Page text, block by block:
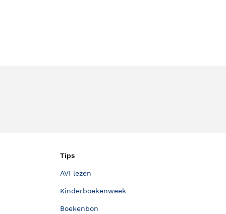
Tips
AVI lezen
Kinderboekenweek
Boekenbon